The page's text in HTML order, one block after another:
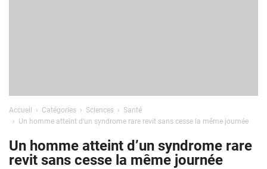
Accueil Catégories Sciences
Santé
Un homme atteint d’un syndrome rare revit sans cesse la même journée
Un homme atteint d’un syndrome rare
revit sans cesse la même journée